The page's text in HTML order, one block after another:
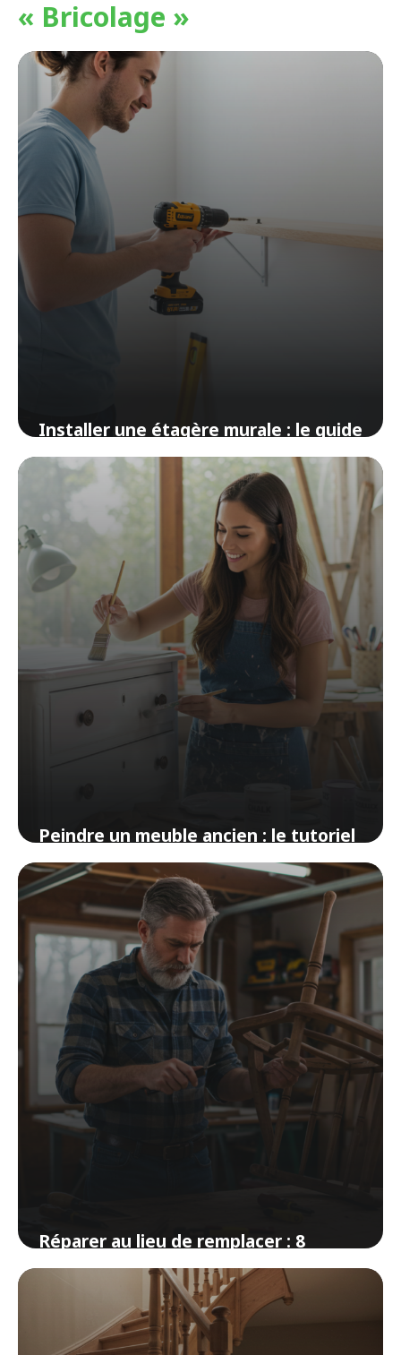
« Bricolage »
Installer une étagère murale : le guide
pour les nuls en bricolage
14 avril 2026
Peindre un meuble ancien : le tutoriel
complet sans ponçage
9 avril 2026
Réparer au lieu de remplacer : 8
réparations faciles à la maison